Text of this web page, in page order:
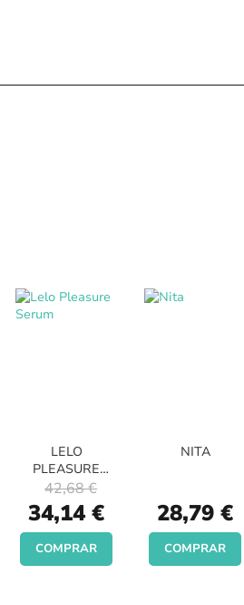
LELO
PLEASURE
SERUM
Special
Price
34,14 €
42,68 €
COMPRAR
NITA
28,79 €
COMPRAR